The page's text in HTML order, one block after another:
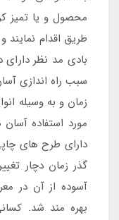
محصول و یا تمیز
طریق اقدام
بادی مد نظر دارای
سبب راه اندازی
زمان و به وسیله
مورد استفاده
دارای طرح های
گذر زمان دچار
آسوده از آن در
بهره مند شد.